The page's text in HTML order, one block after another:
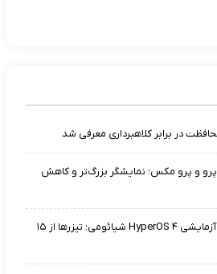
افشای رندرهای آیفون ۲۰ پرو و پرو مکس؛ نمایشگر بزرگ‌تر و کاهش
زمان احتمالی ورود نسخه آزمایشی HyperOS ۴ شیائومی؛ تیزرها از ۱۵